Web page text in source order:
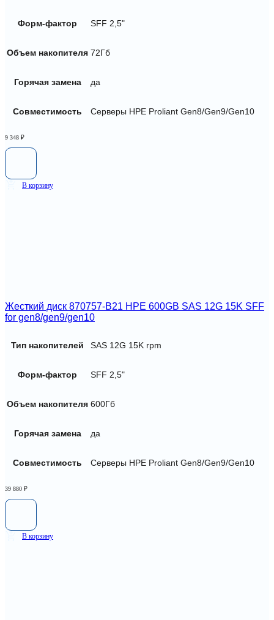
Форм-фактор SFF 2,5"
Объем накопителя 72Гб
Горячая замена да
Совместимость Серверы HPE Proliant Gen8/Gen9/Gen10
9 348 ₽
В корзину
Жесткий диск 870757-B21 HPE 600GB SAS 12G 15K SFF
for gen8/gen9/gen10
Тип накопителей SAS 12G 15K rpm
Форм-фактор SFF 2,5"
Объем накопителя 600Гб
Горячая замена да
Совместимость Серверы HPE Proliant Gen8/Gen9/Gen10
39 880 ₽
В корзину